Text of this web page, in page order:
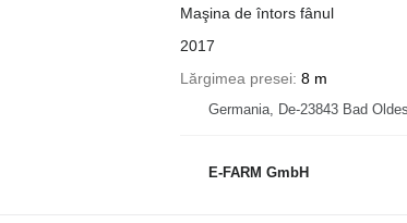
Maşina de întors fânul
2017
Lărgimea presei 8 m
Germania, De-23843 Bad
E-FARM GmbH